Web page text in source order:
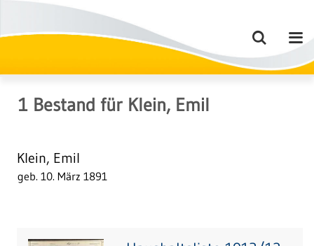
1 Bestand für Klein, Emil
Klein, Emil
geb. 10. März 1891